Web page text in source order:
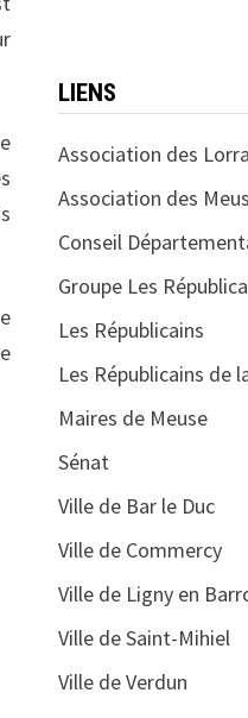
LIENS
Association des
Association des
Conseil
Groupe Les
Les Républicains
Les Républicains de
Maires de Meuse
Sénat
Ville de Bar le Duc
Ville de Commercy
Ville de Ligny en
Ville de Saint-Mihiel
Ville de Verdun